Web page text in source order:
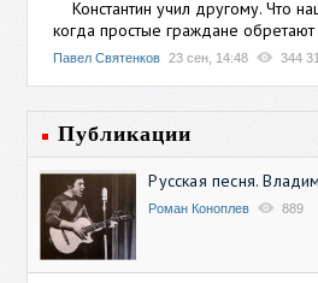
Константин учил другому. Что
когда простые граждане обретают
Павел Святенков 23 сен, 14:48 344
Публикации
Русская песня.
Роман Коноплев 889